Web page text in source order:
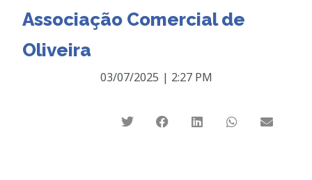
Associação Comercial de
Oliveira
03/07/2025 | 2:27 PM